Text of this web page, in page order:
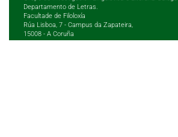
Departamento de Letras.
Facultade de Filoloxía
Rúa Lisboa, 7 - Campus da Zapateira,
15008 - A Coruña